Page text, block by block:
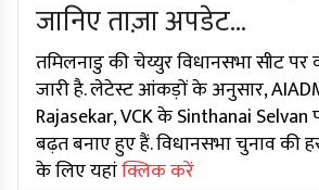
जानिए ताज़ा अपडेट...
तमिलनाडु की चेय्युर विधानसभा सीट पर
जारी है. लेटेस्ट आंकड़ों के अनुसार,
Rajasekar, VCK के Sinthanai Selvan
बढ़त बनाए हुए हैं. विधानसभा चुनाव की
के लिए यहांक्लिक करें